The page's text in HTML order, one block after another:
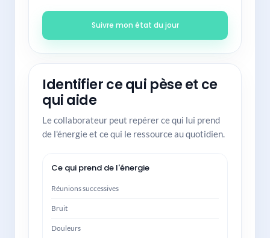
Suivre mon état du jour
Identifier ce qui pèse et ce
qui aide
Le collaborateur peut repérer ce qui lui prend
de l'énergie et ce qui le ressource au quotidien.
Ce qui prend de l'énergie
Réunions successives
Bruit
Douleurs